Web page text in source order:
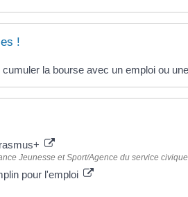
!
cumuler la bourse avec un emploi ou
Jeunesse et Sport/Agence du service civique
pour l'emploi